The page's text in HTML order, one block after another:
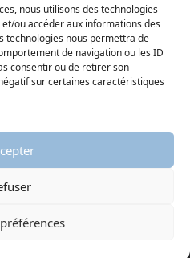
nous utilisons des technologies
ou accéder aux informations des
technologies nous permettra de
de navigation ou les ID
consentir ou de retirer son
sur certaines caractéristiques
policy
ALSO
Museum